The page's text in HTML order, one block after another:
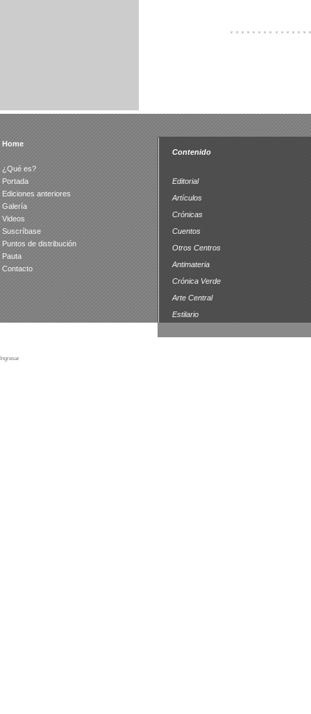
Home
¿Qué es?
Portada
Ediciones anteriores
Galería
Videos
Suscríbase
Puntos de distribución
Pauta
Contacto
Contenido
Editorial
Artículos
Crónicas
Cuentos
Otros Centros
Antimateria
Crónica Verde
Arte Central
Estilario
Ingresar